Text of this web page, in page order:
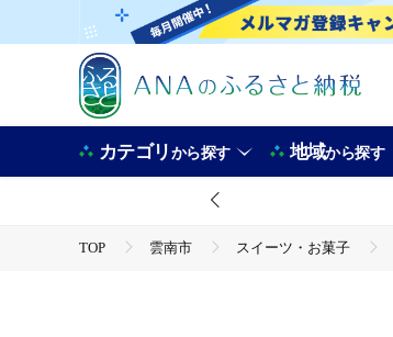
カテゴリから探す 地域から探す
TOP 雲南市 スイーツ・お菓子